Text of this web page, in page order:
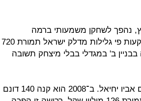
נהפך לשחקן משמעותי ברמה
הארצית. לפני כשלושה חודשים רכש את קרקעות פי גלילות מדלק ישראל תמורת 720
ב' במגדלי בבלי מיצחק תשובה
אבו משמש מנכ"ל ויו"ר חברת הנדל"ן שהקים אביו יחיאל. ב־2008 הוא קנה 140 דונם